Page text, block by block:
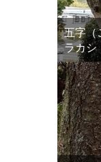
五字（
ラカシ